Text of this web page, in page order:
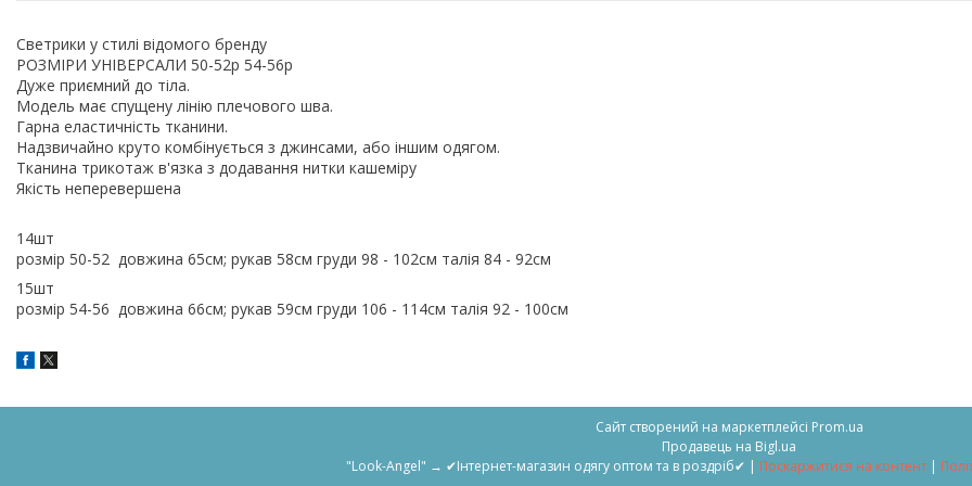
Светрики у стилі відомого бренду
РОЗМІРИ УНІВЕРСАЛИ 50-52р 54-56р
Дуже приємний до тіла.
Модель має спущену лінію плечового шва.
Гарна еластичність тканини.
Надзвичайно круто комбінується з джинсами, або іншим одягом.
Тканина трикотаж в'язка з додавання нитки кашеміру
Якість неперевершена
14шт
розмір 50-52 довжина 65см; рукав 58см груди 98 - 102см талія 84 - 92см
15шт
розмір 54-56 довжина 66см; рукав 59см груди 106 - 114см талія 92 - 100см
Сайт створений на маркетплейсі Prom.ua
Продавець на Bigl.ua
"Look-Angel" → ✔Інтернет-магазин одягу оптом та в роздріб✔ | Поскаржитися на контент |